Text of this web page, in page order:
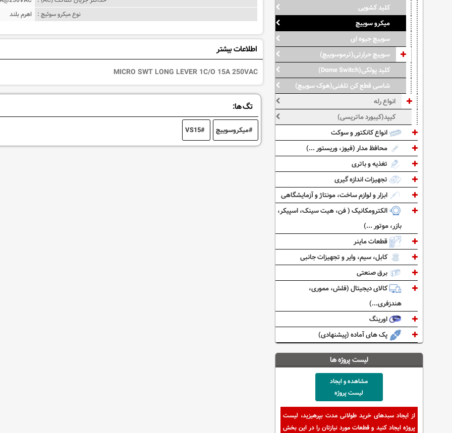
نوع میکرو سوئیچ :
اهرم بلند
اطلاعات بیشتر
MICRO SWT LONG LEVER 1C/O 15A 250VAC
تگ ها:
میکروسوییچ VS15
کلید کشویی
میکرو سوییچ
سوییچ جیوه ای
سوییچ حرارتی(ترموسوییچ)
کلید پولکی(Dome Switch)
شاسی قطع کن تلفنی(هوک سوییچ)
انواع رله
کیپد(کیبورد ماتریسی)
انواع کانکتور و سوکت
محافظ مدار (فیوز، وریستور ...)
تغذیه و باتری
تجهیزات اندازه گیری
ابزار و لوازم ساخت، مونتاژ و آزمایشگاهی
الکترومکانیک ( فن، هیت سینک، اسپیکر،
بازر، موتور ...)
قطعات ماینر
کابل، سیم، وایر و تجهیزات جانبی
برق صنعتی
کالای دیجیتال (فلش، مموری،
هندزفری...)
اورینگ
پک های آماده (پیشنهادی)
لیست پروژه ها
مشاهده و ایجاد
لیست پروژه
از ایجاد سبدهای خرید طولانی مدت بپرهیزید، لیست
پروژه ایجاد کنید و قطعات مورد نیازتان را در این بخش